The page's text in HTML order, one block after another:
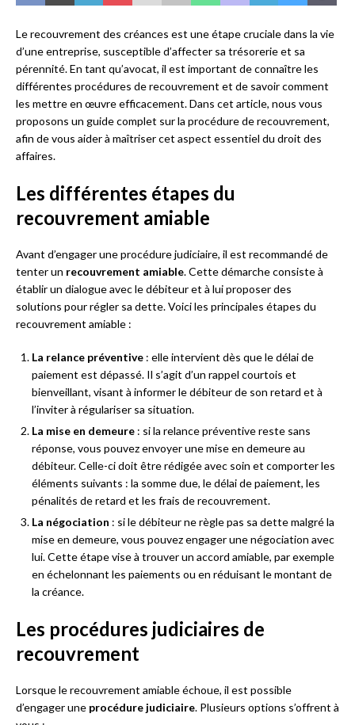
Le recouvrement des créances est une étape cruciale dans la vie
d’une entreprise, susceptible d’affecter sa trésorerie et sa
pérennité. En tant qu’avocat, il est important de connaître les
différentes procédures de recouvrement et de savoir comment
les mettre en œuvre efficacement. Dans cet article, nous vous
proposons un guide complet sur la procédure de recouvrement,
afin de vous aider à maîtriser cet aspect essentiel du droit des
affaires.
Les différentes étapes du
recouvrement amiable
Avant d’engager une procédure judiciaire, il est recommandé de
tenter un recouvrement amiable. Cette démarche consiste à
établir un dialogue avec le débiteur et à lui proposer des
solutions pour régler sa dette. Voici les principales étapes du
recouvrement amiable :
La relance préventive : elle intervient dès que le délai de
paiement est dépassé. Il s’agit d’un rappel courtois et
bienveillant, visant à informer le débiteur de son retard et à
l’inviter à régulariser sa situation.
La mise en demeure : si la relance préventive reste sans
réponse, vous pouvez envoyer une mise en demeure au
débiteur. Celle-ci doit être rédigée avec soin et comporter les
éléments suivants : la somme due, le délai de paiement, les
pénalités de retard et les frais de recouvrement.
La négociation : si le débiteur ne règle pas sa dette malgré la
mise en demeure, vous pouvez engager une négociation avec
lui. Cette étape vise à trouver un accord amiable, par exemple
en échelonnant les paiements ou en réduisant le montant de
la créance.
Les procédures judiciaires de
recouvrement
Lorsque le recouvrement amiable échoue, il est possible
d’engager une procédure judiciaire. Plusieurs options s’offrent à